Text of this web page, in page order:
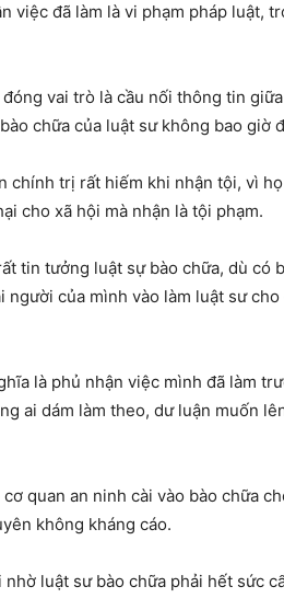
việc đã làm là vi phạm pháp luật,
vai trò là cầu nối thông tin
chữa của luật sư không bao giờ
chính trị rất hiếm khi nhận tội, vì
cho xã hội mà nhận là tội phạm.
tin tưởng luật sự bào chữa, dù
của mình vào làm luật sư
là phủ nhận việc mình đã làm
ai dám làm theo, dư luận muốn
quan an ninh cài vào bào chữa
không kháng cáo.
luật sư bào chữa phải hết sức